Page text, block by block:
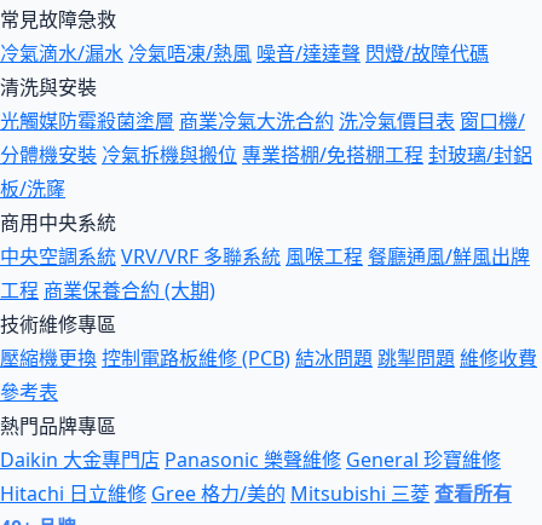
常見故障急救
冷氣滴水/漏水 冷氣唔凍/熱風 噪音/達達聲 閃燈/故障代碼
清洗與安裝
光觸媒防霉殺菌塗層 商業冷氣大洗合約 洗冷氣價目表 窗口機/
分體機安裝 冷氣拆機與搬位 專業搭棚/免搭棚工程 封玻璃/封鋁
板/洗窿
商用中央系統
中央空調系統VRV/VRF 多聯系統 風喉工程 餐廳通風/鮮風出牌
工程 商業保養合約 (大期)
技術維修專區
壓縮機更換控制電路板維修 (PCB)結冰問題跳掣問題維修收費
參考表
熱門品牌專區
Daikin 大金專門店 Panasonic 樂聲維修 General 珍寶維修
Hitachi 日立維修 Gree 格力/美的 Mitsubishi 三菱查看所有